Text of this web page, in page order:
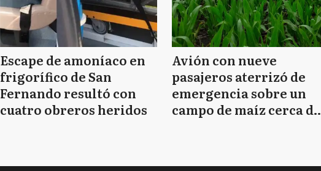
Escape de amoníaco en
frigorífico de San
Fernando resultó con
cuatro obreros heridos
Avión con nueve
pasajeros aterrizó de
emergencia sobre un
campo de maíz cerca de